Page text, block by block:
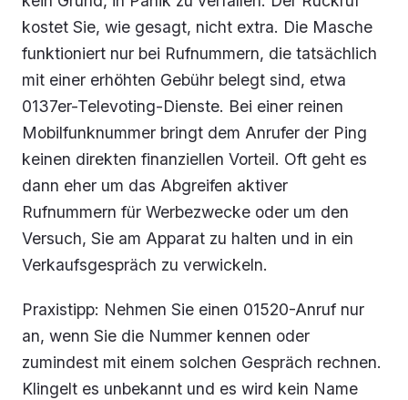
kostet Sie, wie gesagt, nicht extra. Die Masche
funktioniert nur bei Rufnummern, die tatsächlich
mit einer erhöhten Gebühr belegt sind, etwa
0137er-Televoting-Dienste. Bei einer reinen
Mobilfunknummer bringt dem Anrufer der Ping
keinen direkten finanziellen Vorteil. Oft geht es
dann eher um das Abgreifen aktiver
Rufnummern für Werbezwecke oder um den
Versuch, Sie am Apparat zu halten und in ein
Verkaufsgespräch zu verwickeln.
Praxistipp: Nehmen Sie einen 01520-Anruf nur
an, wenn Sie die Nummer kennen oder
zumindest mit einem solchen Gespräch rechnen.
Klingelt es unbekannt und es wird kein Name